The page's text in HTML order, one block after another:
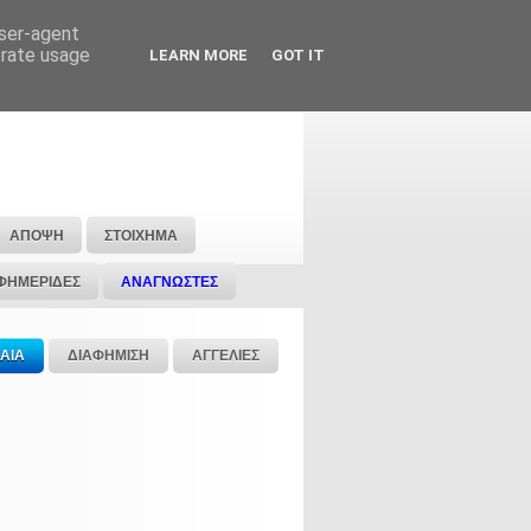
ΑΠΟΨΗ ΣΤΟΙΧΗΜΑ
ΑΝΑΓΝΩΣΤΕΣ
ΔΙΑΦΗΜΙΣΗ ΑΓΓΕΛΙΕΣ
agent
usage
LEARN MORE GOT IT